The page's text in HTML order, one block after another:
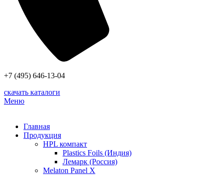
+7 (495) 646-13-04
скачать каталоги
Меню
Главная
Продукция
HPL компакт
Plastics Foils (Индия)
Лемарк (Россия)
Melaton Panel X